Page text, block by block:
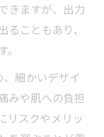
きますが、出力
こともあり、
細かいデザイ
みや肌への負担
リスクやメリッ